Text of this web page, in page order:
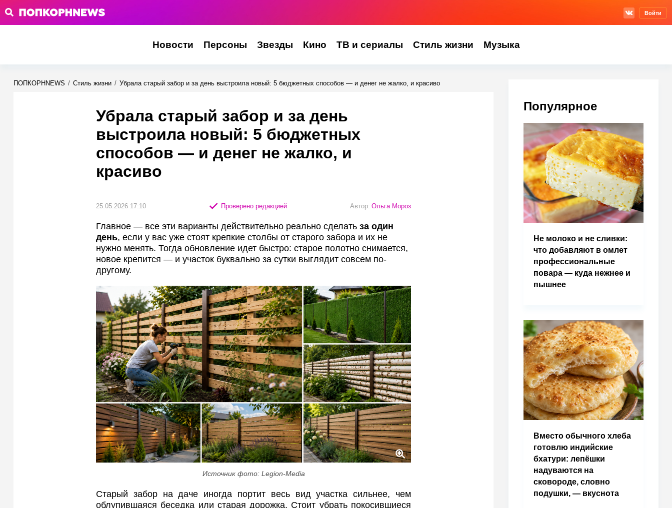
Войти
Новости Персоны Звезды Кино ТВ и сериалы Стиль жизни Музыка
ПОПКОРНNEWS / Стиль жизни / Убрала старый забор и за день выстроила новый: 5 бюджетных способов — и денег не жалко, и красиво
Убрала старый забор и за день
выстроила новый: 5 бюджетных
способов — и денег не жалко, и
красиво
25.05.2026 17:10 Проверено редакцией Автор: Ольга Мороз
Главное — все эти варианты действительно реально сделать за один
день, если у вас уже стоят крепкие столбы от старого забора и их не
нужно менять. Тогда обновление идет быстро: старое полотно снимается,
новое крепится — и участок буквально за сутки выглядит совсем по-
другому.
Источник фото: Legion-Media
Старый забор на даче иногда портит весь вид участка сильнее, чем
облупившаяся беседка или старая дорожка. Стоит убрать покосившиеся
Популярное
Не молоко и не сливки:
что добавляют в омлет
профессиональные
повара — куда нежнее и
пышнее
Вместо обычного хлеба
готовлю индийские
бхатури: лепёшки
надуваются на
сковороде, словно
подушки, — вкуснота